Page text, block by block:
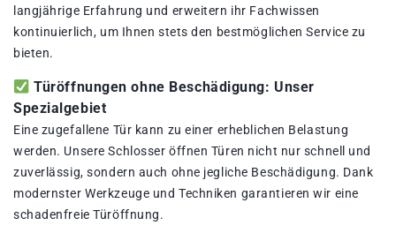
langjährige Erfahrung und erweitern ihr Fachwissen
kontinuierlich, um Ihnen stets den bestmöglichen Service zu
bieten.
Türöffnungen ohne Beschädigung: Unser
Spezialgebiet
Eine zugefallene Tür kann zu einer erheblichen Belastung
werden. Unsere Schlosser öffnen Türen nicht nur schnell und
zuverlässig, sondern auch ohne jegliche Beschädigung. Dank
modernster Werkzeuge und Techniken garantieren wir eine
schadenfreie Türöffnung.